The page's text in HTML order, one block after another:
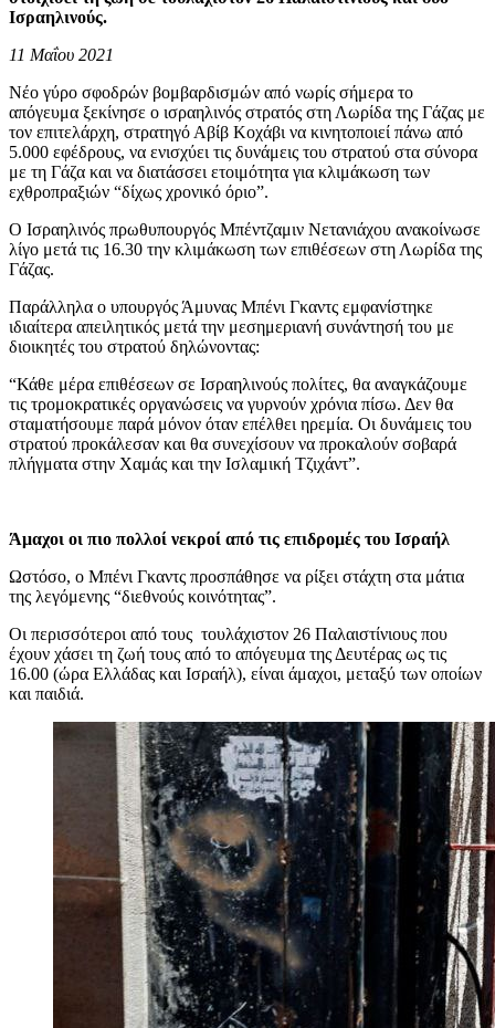
Ισραηλινούς.
11 Μαΐου 2021
Νέο γύρο σφοδρών βομβαρδισμών από νωρίς σήμερα το
απόγευμα ξεκίνησε ο ισραηλινός στρατός στη Λωρίδα της Γάζας με
τον επιτελάρχη, στρατηγό Αβίβ Κοχάβι να κινητοποιεί πάνω από
5.000 εφέδρους, να ενισχύει τις δυνάμεις του στρατού στα σύνορα
με τη Γάζα και να διατάσσει ετοιμότητα για κλιμάκωση των
εχθροπραξιών “δίχως χρονικό όριο”.
Ο Ισραηλινός πρωθυπουργός Μπέντζαμιν Νετανιάχου ανακοίνωσε
λίγο μετά τις 16.30 την κλιμάκωση των επιθέσεων στη Λωρίδα της
Γάζας.
Παράλληλα ο υπουργός Άμυνας Μπένι Γκαντς εμφανίστηκε
ιδιαίτερα απειλητικός μετά την μεσημεριανή συνάντησή του με
διοικητές του στρατού δηλώνοντας:
“Κάθε μέρα επιθέσεων σε Ισραηλινούς πολίτες, θα αναγκάζουμε
τις τρομοκρατικές οργανώσεις να γυρνούν χρόνια πίσω. Δεν θα
σταματήσουμε παρά μόνον όταν επέλθει ηρεμία. Οι δυνάμεις του
στρατού προκάλεσαν και θα συνεχίσουν να προκαλούν σοβαρά
πλήγματα στην Χαμάς και την Ισλαμική Τζιχάντ”.
Άμαχοι οι πιο πολλοί νεκροί από τις επιδρομές του Ισραήλ
Ωστόσο, ο Μπένι Γκαντς προσπάθησε να ρίξει στάχτη στα μάτια
της λεγόμενης “διεθνούς κοινότητας”.
Oι περισσότεροι από τους τουλάχιστον 26 Παλαιστίνιους που
έχουν χάσει τη ζωή τους από το απόγευμα της Δευτέρας ως τις
16.00 (ώρα Ελλάδας και Ισραήλ), είναι άμαχοι, μεταξύ των οποίων
και παιδιά.